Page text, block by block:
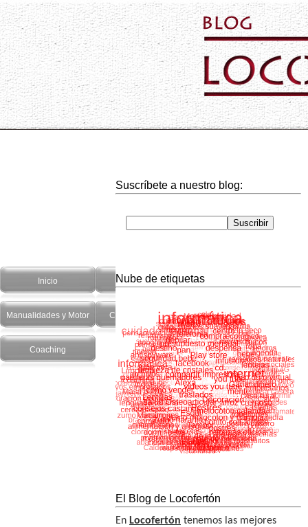
Inicio Hogar
Manualidades y Motor Cuidado Personal Salud y recetas
Coaching
Suscríbete a nuestro blog:
Nube de etiquetas
El Blog de Locofertón
En Locofertón tenemos las mejores